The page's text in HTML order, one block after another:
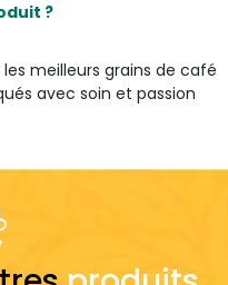
Agrumes, Chocolat noir
Origine
Brésil
?
meilleurs grains de café
avec soin et passion